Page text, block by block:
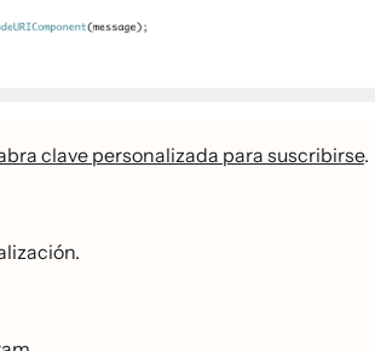
clave personalizada para suscribirse.